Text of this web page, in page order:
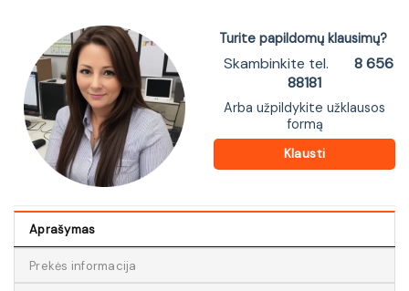
Turite papildomų klausimų?
Skambinkite tel.
8 656
88181
Arba užpildykite užklausos
formą
Klausti
Aprašymas
Prekės informacija